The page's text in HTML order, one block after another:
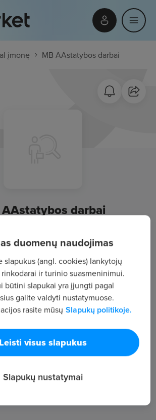
įmonę MB AAstatybos darbai
darbai
visus skelbimus
sk.
duomenų naudojimas
slapukus (angl. cookies) lankytojų
ir turinio suasmeninimui.
būtini slapukai yra įjungti pagal
galite valdyti nustatymuose.
rasite mūsų Slapukų politikoje.
Leisti visus slapukus
Slapukų nustatymai